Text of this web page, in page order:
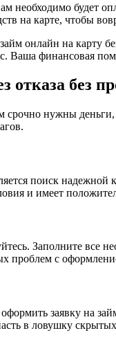
необходимо будет
на карте, чтобы
онлайн на
Ваша финансовая
отказа без
срочно нужны
поиск
и имеет
Заполните все
проблем с
заявку на
в ловушку